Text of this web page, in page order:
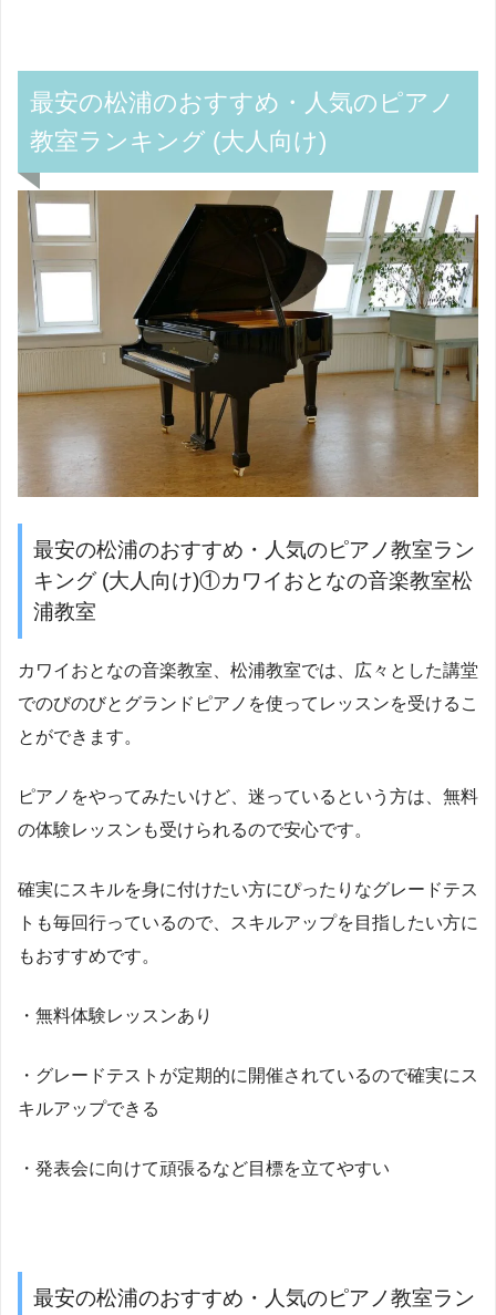
最安の松浦のおすすめ・人気のピアノ
教室ランキング (大人向け)
最安の松浦のおすすめ・人気のピアノ教室ラン
キング (大人向け)①カワイおとなの音楽教室松
浦教室
カワイおとなの音楽教室、松浦教室では、広々とした講堂
でのびのびとグランドピアノを使ってレッスンを受けるこ
とができます。
ピアノをやってみたいけど、迷っているという方は、無料
の体験レッスンも受けられるので安心です。
確実にスキルを身に付けたい方にぴったりなグレードテス
トも毎回行っているので、スキルアップを目指したい方に
もおすすめです。
・無料体験レッスンあり
・グレードテストが定期的に開催されているので確実にス
キルアップできる
・発表会に向けて頑張るなど目標を立てやすい
最安の松浦のおすすめ・人気のピアノ教室ラン